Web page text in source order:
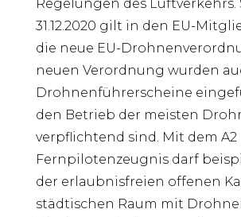
Regelungen des Luftverkehrs.
31.12.2020 gilt in den EU-
die neue EU-
neuen Verordnung wurden
Drohnenführerscheine
den Betrieb der meisten
verpflichtend sind. Mit dem A2
Fernpilotenzeugnis darf
der erlaubnisfreien offenen
städtischen Raum mit